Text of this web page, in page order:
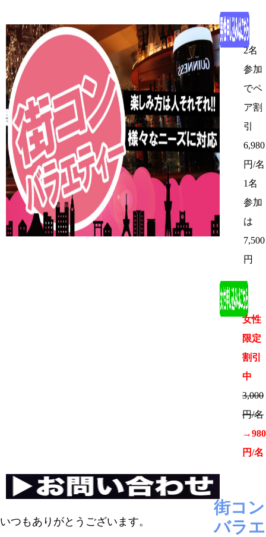
2名
参加
でペ
ア割
引
6,980
円/名
1名
参加
は
7,500
円
女性
限定
割引
中
3,000
円/名
→980
円/名
いつもありがとうございます。
街コン
バラエ